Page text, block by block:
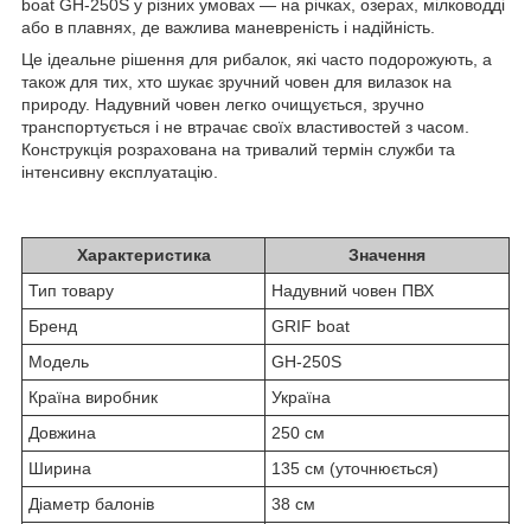
boat GH-250S у різних умовах — на річках, озерах, мілководді
або в плавнях, де важлива маневреність і надійність.
Це ідеальне рішення для рибалок, які часто подорожують, а
також для тих, хто шукає зручний човен для вилазок на
природу. Надувний човен легко очищується, зручно
транспортується і не втрачає своїх властивостей з часом.
Конструкція розрахована на тривалий термін служби та
інтенсивну експлуатацію.
Характеристика
Значення
Тип товару
Надувний човен ПВХ
Бренд
GRIF boat
Модель
GH-250S
Країна виробник
Україна
Довжина
250 см
Ширина
135 см (уточнюється)
Діаметр балонів
38 см